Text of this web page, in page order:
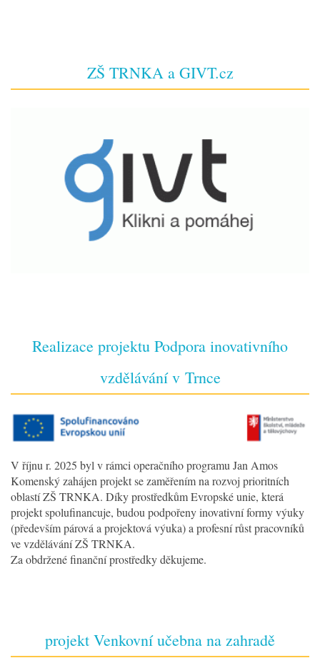
ZŠ TRNKA a GIVT.cz
Realizace projektu Podpora inovativního
vzdělávání v Trnce
V říjnu r. 2025 byl v rámci operačního programu Jan Amos
Komenský zahájen projekt se zaměřením na rozvoj prioritních
oblastí ZŠ TRNKA. Díky prostředkům Evropské unie, která
projekt spolufinancuje, budou podpořeny inovativní formy výuky
(především párová a projektová výuka) a profesní růst pracovníků
ve vzdělávání ZŠ TRNKA.
Za obdržené finanční prostředky děkujeme.
projekt Venkovní učebna na zahradě